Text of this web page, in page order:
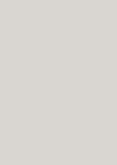
del mese di Febbraio
del mese di Marzo
del mese di Aprile
del mese di Giugno
Ferragosto
del mese di Luglio
del mese di Ottobre